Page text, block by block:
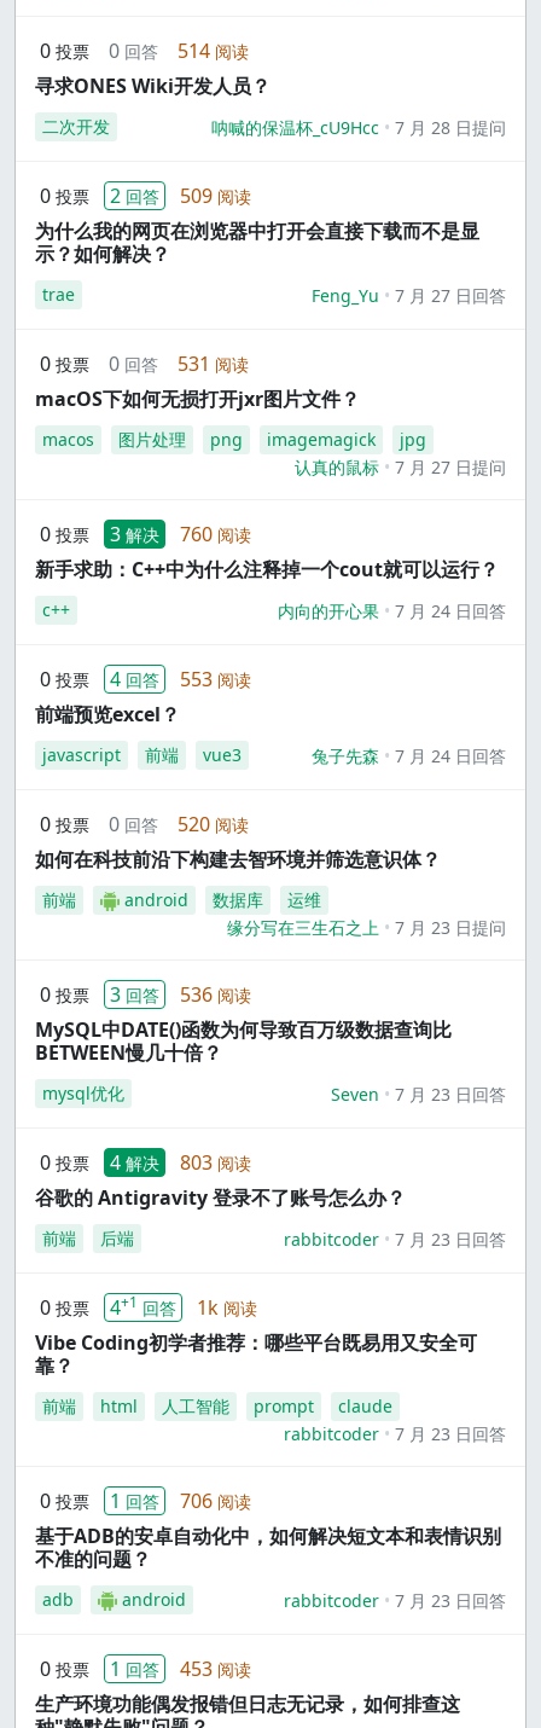
0 投票 0 回答 514 阅读
寻求ONES Wiki开发人员？
二次开发 呐喊的保温杯_cU9Hcc 7 月 28 日提问
0 投票 2 回答 509 阅读
为什么我的网页在浏览器中打开会直接下载而不是显
示？如何解决？
trae Feng_Yu 7 月 27 日回答
0 投票 0 回答 531 阅读
macOS下如何无损打开jxr图片文件？
macos 图片处理 png imagemagick
jpg
认真的鼠标
7 月 27 日提问
0 投票 3 解决 760 阅读
新手求助：C++中为什么注释掉一个cout就可以运行？
c++ 内向的开心果 7 月 24 日回答
0 投票 4 回答 553 阅读
前端预览excel？
javascript 前端 vue3 兔子先森 7 月 24 日回答
0 投票 0 回答 520 阅读
如何在科技前沿下构建去智环境并筛选意识体？
前端 android 数据库
运维
缘分写在三生石之上
7 月 23 日提问
0 投票 3 回答 536 阅读
MySQL中DATE()函数为何导致百万级数据查询比
BETWEEN慢几十倍？
mysql优化 Seven 7 月 23 日回答
0 投票 4 解决 803 阅读
谷歌的 Antigravity 登录不了账号怎么办？
前端 后端 rabbitcoder 7 月 23 日回答
0 投票 4+1 回答 1k 阅读
Vibe Coding初学者推荐：哪些平台既易用又安全可
靠？
前端 html 人工智能 prompt
claude
rabbitcoder
7 月 23 日回答
0 投票 1 回答 706 阅读
基于ADB的安卓自动化中，如何解决短文本和表情识别
不准的问题？
adb android rabbitcoder 7 月 23 日回答
0 投票 1 回答 453 阅读
生产环境功能偶发报错但日志无记录，如何排查这